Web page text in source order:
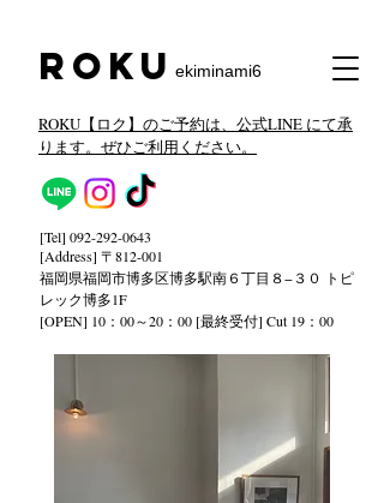
​Roku ekiminami6
[Tel] 092-292-0643
[Address] 〒812-001
福岡県福岡市博多区博多駅南６丁目８−３０ トピ
レック博多1F
[OPEN] 10：00～20：00 [最終受付] Cut 19：00
ROKU【ロク】のご予約は、公式LINE にて承
ります。ぜひご利用ください。